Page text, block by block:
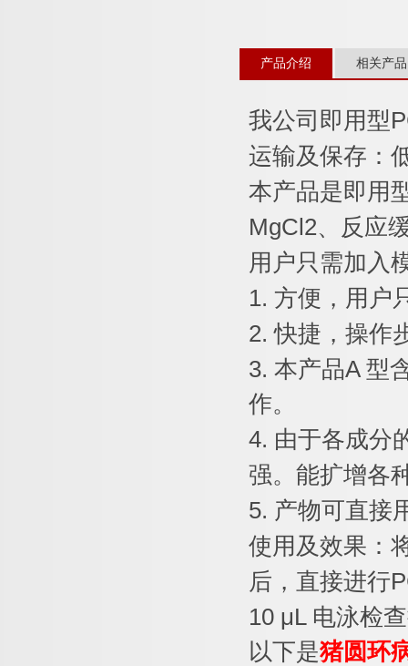
产品介绍 相关产品
我公司即用型
运输及保存：
本产品是即用
MgCl2、反应
用户只需加入
1. 方便，用户
2.快捷，操作
3. 本产品A 型
作。
4. 由于各成分
强。能扩增各
5. 产物可直接
使用及效果：
后，直接进行
10 μL 电泳检
以下是猪圆环